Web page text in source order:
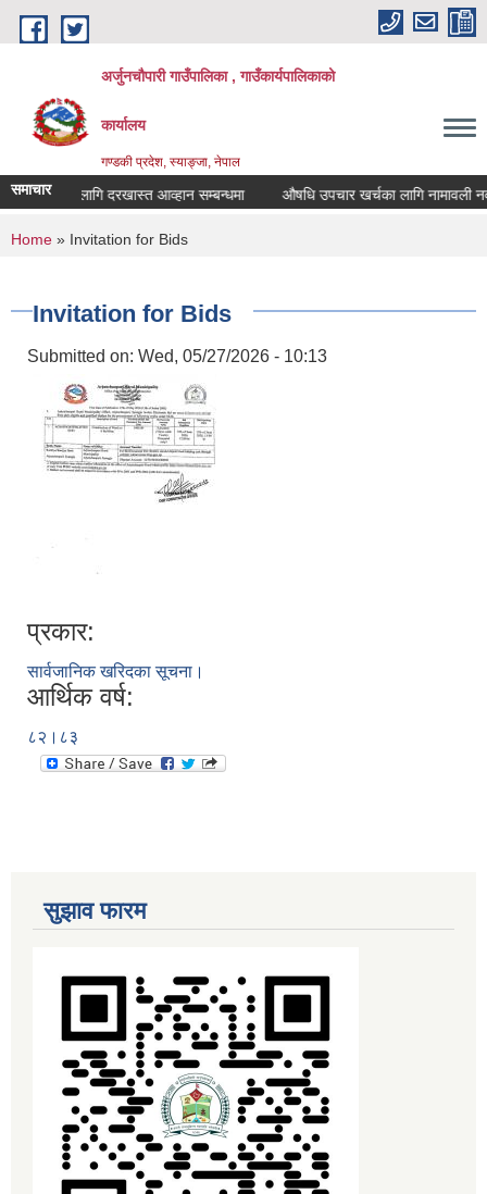
Skip to main content
अर्जुनचौपारी गाउँपालिका , गाउँकार्यपालिकाको
कार्यालय
गण्डकी प्रदेश, स्याङ्जा, नेपाल
समाचारलागि दरखास्त आव्हान सम्बन्धमा औषधि उपचार खर्चका लागि नामावली
You are here
Home » Invitation for Bids
Invitation for Bids
Submitted on: Wed, 05/27/2026 - 10:13
प्रकार:
सार्वजानिक खरिदका सूचना।
आर्थिक वर्ष:
८२।८३
सुझाव फारम